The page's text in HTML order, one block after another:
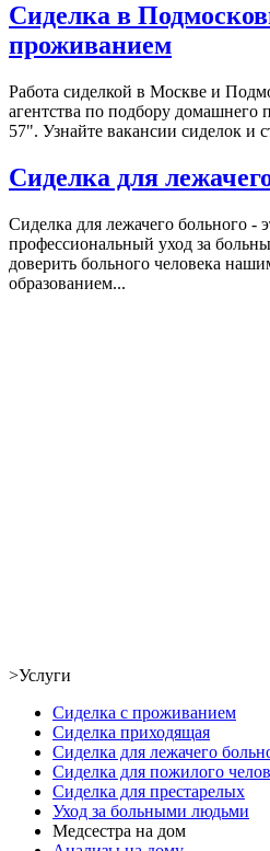
Сиделка в
проживанием
Работа сиделкой в Москве и
агентства по подбору
57". Узнайте вакансии сиделок и
Сиделка для
Сиделка для лежачего больного -
профессиональный уход за
доверить больного человека
образованием...
>Услуги
Сиделка с проживанием
Сиделка приходящая
Сиделка для лежачего
Сиделка для пожилого
Сиделка для престарелых
Уход за больными людьми
Медсестра на дом